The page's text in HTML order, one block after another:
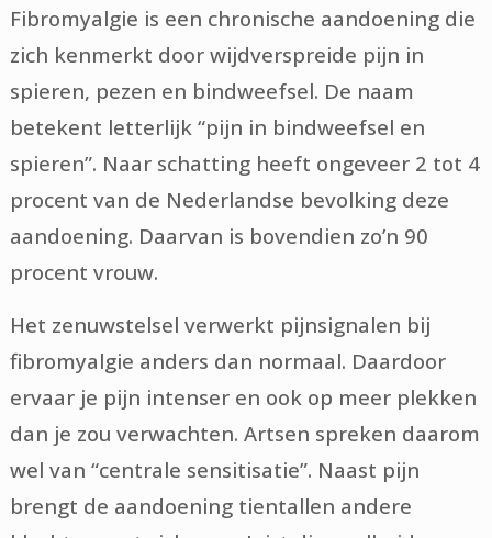
Fibromyalgie is een chronische aandoening die
zich kenmerkt door wijdverspreide pijn in
spieren, pezen en bindweefsel. De naam
betekent letterlijk “pijn in bindweefsel en
spieren”. Naar schatting heeft ongeveer 2 tot 4
procent van de Nederlandse bevolking deze
aandoening. Daarvan is bovendien zo’n 90
procent vrouw.
Het zenuwstelsel verwerkt pijnsignalen bij
fibromyalgie anders dan normaal. Daardoor
ervaar je pijn intenser en ook op meer plekken
dan je zou verwachten. Artsen spreken daarom
wel van “centrale sensitisatie”. Naast pijn
brengt de aandoening tientallen andere